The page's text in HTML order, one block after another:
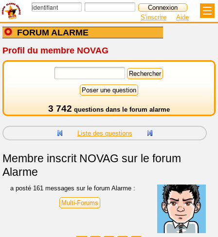
FORUM ALARME
S'inscrire Aide
Profil du membre NOVAG
3 742 questions dans le forum alarme
Liste des questions
Membre inscritNOVAG sur le forum
Alarme
a posté 161 messages sur le forum Alarme :
Multi-Forums